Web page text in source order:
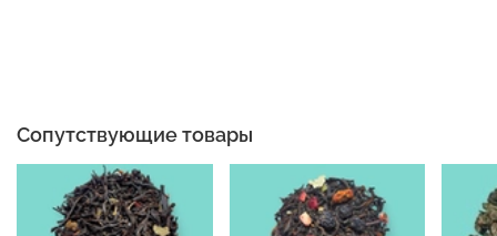
Сопутствующие товары